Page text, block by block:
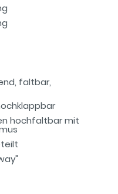
faltbar,
hochfaltbar mit